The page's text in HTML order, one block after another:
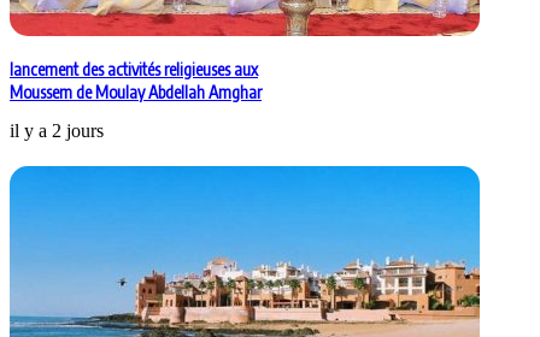
lancement des activités religieuses aux
Moussem de Moulay Abdellah Amghar
il y a 2 jours